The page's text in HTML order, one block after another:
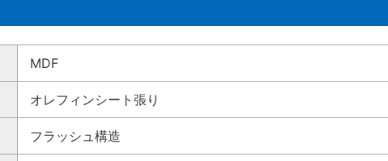
MDF
オレフィンシート張り
フラッシュ構造